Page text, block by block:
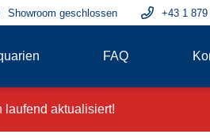
Showroom geschlossen +43 1 879
FAQ
laufend aktualisiert!